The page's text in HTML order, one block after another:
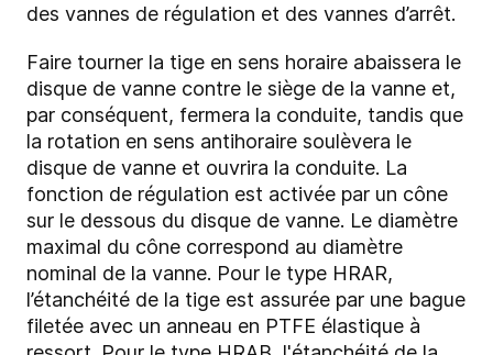
des vannes de régulation et des vannes d’arrêt.
Faire tourner la tige en sens horaire abaissera le
disque de vanne contre le siège de la vanne et,
par conséquent, fermera la conduite, tandis que
la rotation en sens antihoraire soulèvera le
disque de vanne et ouvrira la conduite. La
fonction de régulation est activée par un cône
sur le dessous du disque de vanne. Le diamètre
maximal du cône correspond au diamètre
nominal de la vanne. Pour le type HRAR,
l’étanchéité de la tige est assurée par une bague
filetée avec un anneau en PTFE élastique à